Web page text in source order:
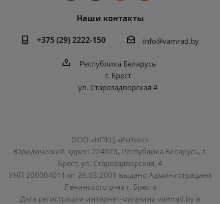
Наши контакты
+375 (29) 2222-150
info@vamrad.by
Республика Беларусь
г. Брест
ул. Старозадворская 4
ООО «НПКЦ «Интекс»
Юридический адрес: 224028, Республика Беларусь, г.
Брест, ул. Старозадворская, 4
УНП 200004011 от 26.03.2001 выдано Администрацией
Ленинского р-на г. Бреста
Дата регистрации интернет-магазина vamrad.by в